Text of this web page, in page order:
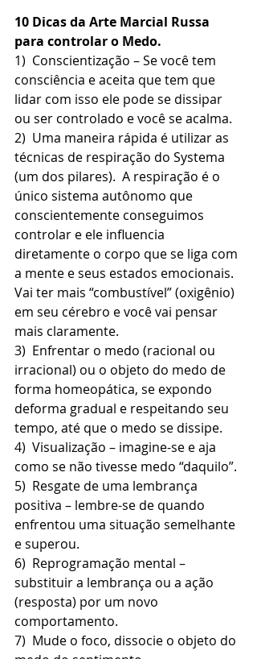
10 Dicas da Arte Marcial Russa
para controlar o Medo.
1)  Conscientização – Se você tem
consciência e aceita que tem que
lidar com isso ele pode se dissipar
ou ser controlado e você se acalma.
2)  Uma maneira rápida é utilizar as
técnicas de respiração do Systema
(um dos pilares).  A respiração é o
único sistema autônomo que
conscientemente conseguimos
controlar e ele influencia
diretamente o corpo que se liga com
a mente e seus estados emocionais.
Vai ter mais “combustível” (oxigênio)
em seu cérebro e você vai pensar
mais claramente.
3)  Enfrentar o medo (racional ou
irracional) ou o objeto do medo de
forma homeopática, se expondo
deforma gradual e respeitando seu
tempo, até que o medo se dissipe.
4)  Visualização – imagine-se e aja
como se não tivesse medo “daquilo”.
5)  Resgate de uma lembrança
positiva – lembre-se de quando
enfrentou uma situação semelhante
e superou.
6)  Reprogramação mental –
substituir a lembrança ou a ação
(resposta) por um novo
comportamento.
7)  Mude o foco, dissocie o objeto do